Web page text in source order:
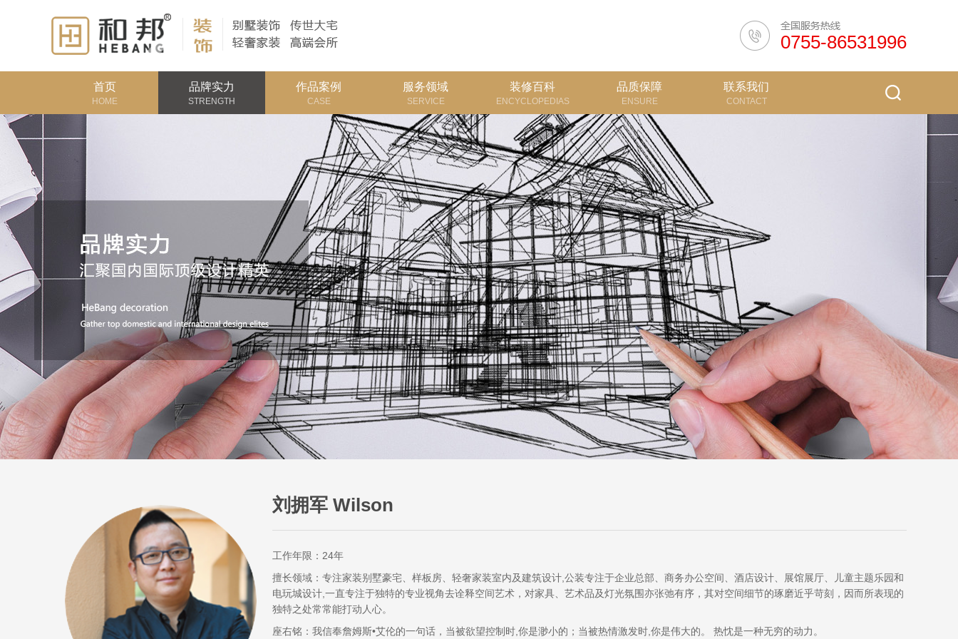
0755-86531996
首页
HOME
品牌实力
STRENGTH
作品案例
CASE
服务领域
SERVICE
装修百科
ENCYCLOPEDIAS
品质保障
ENSURE
联系我们
CONTACT
刘拥军 Wilson
工作年限：24年
擅长领域：专注家装别墅豪宅、样板房、轻奢家装室内及建筑设计,公装专注于企业总部、商务办公空间、酒店设计、展馆展厅、儿童主题乐园和
电玩城设计,一直专注于独特的专业视角去诠释空间艺术，对家具、艺术品及灯光氛围亦张弛有序，其对空间细节的琢磨近乎苛刻，因而所表现的
独特之处常常能打动人心。
座右铭：我信奉詹姆斯•艾伦的一句话，当被欲望控制时,你是渺小的；当被热情激发时,你是伟大的。 热忱是一种无穷的动力。